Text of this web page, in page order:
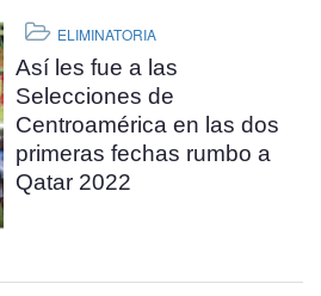
ELIMINATORIA
Así les fue a las
Selecciones de
Centroamérica en las dos
primeras fechas rumbo a
Qatar 2022